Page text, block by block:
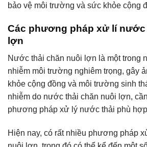
bảo vệ môi trường và sức khỏe cộng
Các phương pháp xử lí nước
lợn
Nước thải chăn nuôi lợn là một trong
nhiễm môi trường nghiêm trọng, gây
khỏe cộng đồng và môi trường sinh
nhiễm do nước thải chăn nuôi lợn,
phương pháp xử lý nước thải phù
Hiện nay, có rất nhiều phương pháp